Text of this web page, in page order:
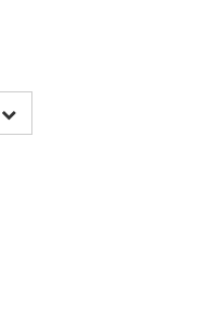
Sản phẩm sử
nắng mặt trời.